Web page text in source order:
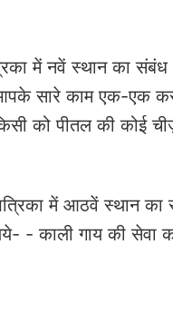
में नवें स्थान का संबंध
आपके सारे काम एक-एक
को पीतल की कोई
में आठवें स्थान का
- काली गाय की सेवा